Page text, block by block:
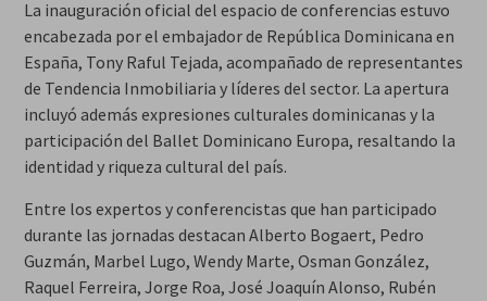
La inauguración oficial del espacio de conferencias estuvo
encabezada por el embajador de República Dominicana en
España, Tony Raful Tejada, acompañado de representantes
de Tendencia Inmobiliaria y líderes del sector. La apertura
incluyó además expresiones culturales dominicanas y la
participación del Ballet Dominicano Europa, resaltando la
identidad y riqueza cultural del país.
Entre los expertos y conferencistas que han participado
durante las jornadas destacan Alberto Bogaert, Pedro
Guzmán, Marbel Lugo, Wendy Marte, Osman González,
Raquel Ferreira, Jorge Roa, José Joaquín Alonso, Rubén